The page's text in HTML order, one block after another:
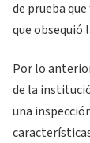
de prueba
que obsequió
Por lo
de la
una